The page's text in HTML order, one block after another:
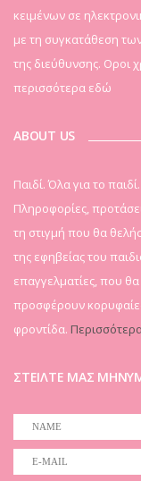
κειμένων σε
με τη συγκατάθεση
της διεύθυνσης. Οροι
περισσότερα εδώ
ABOUT US
Παιδί. Όλα για το
Πληροφορίες,
τη στιγμή που θα
της εφηβείας του
επαγγελματίες, που
προσφέρουν
φροντίδα.
ΣΤΕΙΛΤΕ ΜΑΣ